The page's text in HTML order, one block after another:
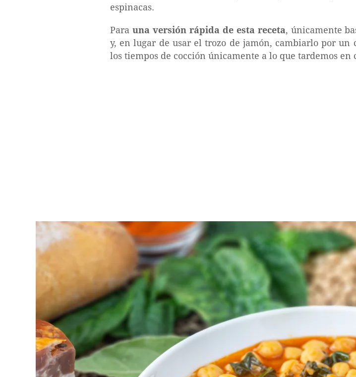
espinacas.
Para una versión rápida de esta receta, únicamente
y, en lugar de usar el trozo de jamón, cambiarlo por un
los tiempos de cocción únicamente a lo que tardemos en